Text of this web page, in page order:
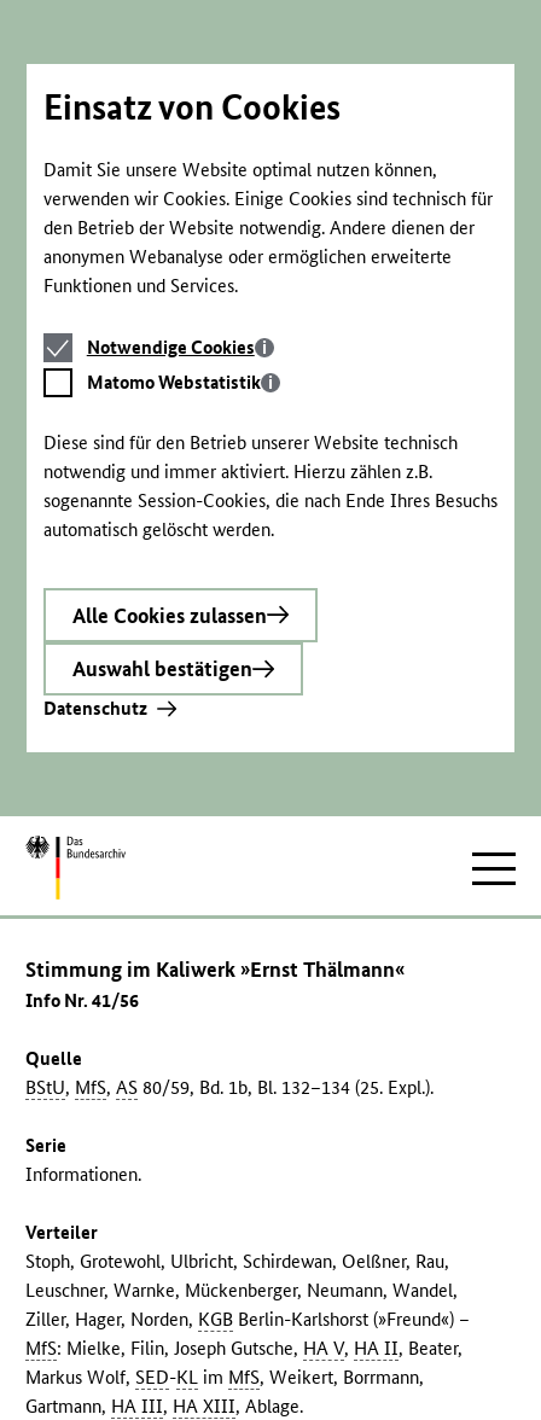
Einsatz von Cookies
Damit Sie unsere Website optimal nutzen können,
verwenden wir Cookies. Einige Cookies sind technisch für
den Betrieb der Website notwendig. Andere dienen der
anonymen Webanalyse oder ermöglichen erweiterte
Funktionen und Services.
Notwendige
Cookies
Notwendige Cookies
Matomo
Webstatistik
Matomo Webstatistik
Diese sind für den Betrieb unserer Website technisch
notwendig und immer aktiviert. Hierzu zählen z.B.
sogenannte Session-Cookies, die nach Ende Ihres Besuchs
automatisch gelöscht werden.
Alle Cookies zulassen
Auswahl bestätigen
Datenschutz
Zur
Stimmung im Kaliwerk »Ernst Thälmann«
Info Nr. 41/56
Quelle
BStU, MfS,AS 80/59, Bd. 1b, Bl. 132–134 (25. Expl.).
Serie
Informationen.
Verteiler
Stoph, Grotewohl, Ulbricht, Schirdewan, Oelßner, Rau,
Leuschner, Warnke, Mückenberger, Neumann, Wandel,
Ziller, Hager, Norden, KGB Berlin-Karlshorst (»Freund«) –
MfS: Mielke, Filin, Joseph Gutsche, HA V, HA II, Beater,
Markus Wolf,SED-KL im MfS, Weikert, Borrmann,
Gartmann, HA III, HA XIII, Ablage.